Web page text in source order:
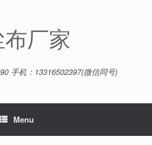
厂家
手机：13316502397(微信同号)
Menu